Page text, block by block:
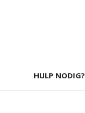
HULP NODIG?